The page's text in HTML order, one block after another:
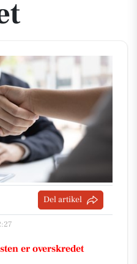
Del artikel
er overskredet